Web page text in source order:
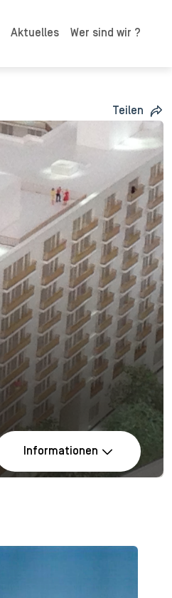
Aktuelles Wer sind wir ?
Teilen
Informationen